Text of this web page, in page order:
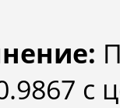
с